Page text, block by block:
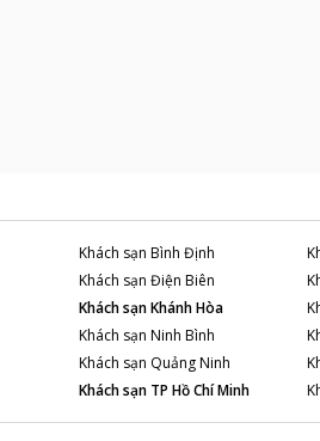
Khách sạn Bình Định
Khách sạn Điện Biên
Khách sạnKhánh Hòa
Khách sạn Ninh Bình
Khách sạn Quảng Ninh
Khách sạn TP Hồ Chí Minh